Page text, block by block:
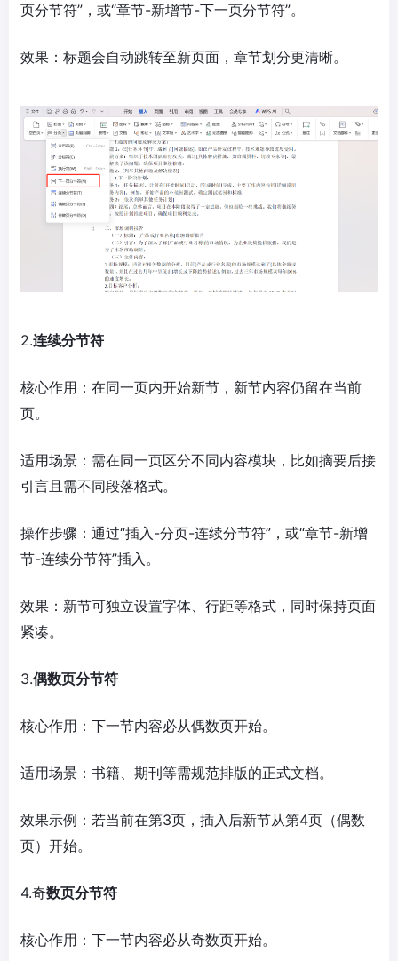
页分节符”，或“章节-新增节-下一页分节符”。
效果：标题会自动跳转至新页面，章节划分更清晰。
2.连续分节符
核心作用：在同一页内开始新节，新节内容仍留在当前
页。
适用场景：需在同一页区分不同内容模块，比如摘要后接
引言且需不同段落格式。
操作步骤：通过“插入-分页-连续分节符”，或“章节-新增
节-连续分节符”插入。
效果：新节可独立设置字体、行距等格式，同时保持页面
紧凑。
3.偶数页分节符
核心作用：下一节内容必从偶数页开始。
适用场景：书籍、期刊等需规范排版的正式文档。
效果示例：若当前在第3页，插入后新节从第4页（偶数
页）开始。
4.奇数页分节符
核心作用：下一节内容必从奇数页开始。